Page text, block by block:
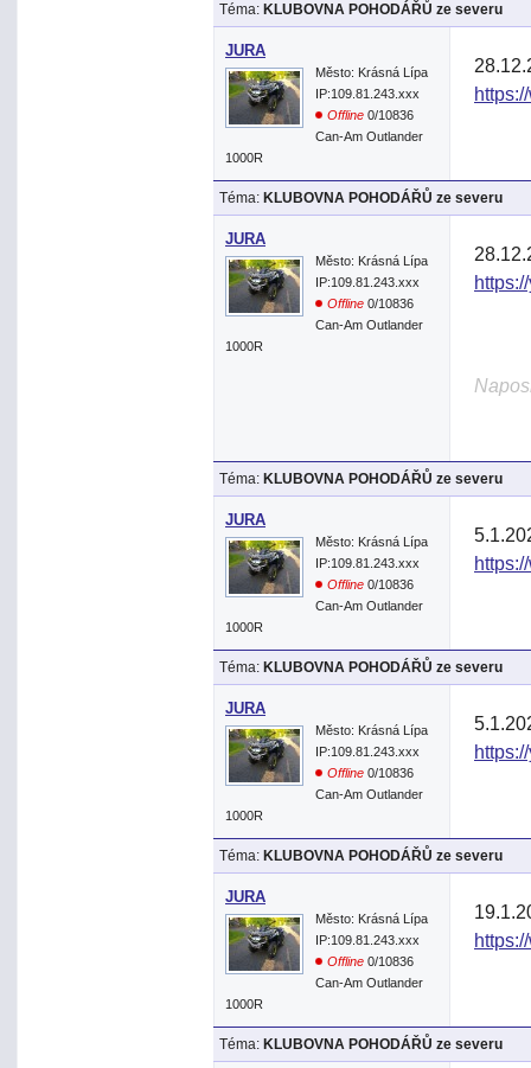
Téma: KLUBOVNA POHODÁŘŮ ze severu
JURA
Město: Krásná Lípa
IP:109.81.243.xxx
Offline 0/10836
Can-Am Outlander
1000R
Téma: KLUBOVNA POHODÁŘŮ ze severu
JURA
Město: Krásná Lípa
IP:109.81.243.xxx
Offline 0/10836
Can-Am Outlander
1000R
Téma: KLUBOVNA POHODÁŘŮ ze severu
JURA
Město: Krásná Lípa
IP:109.81.243.xxx
Offline 0/10836
Can-Am Outlander
1000R
Téma: KLUBOVNA POHODÁŘŮ ze severu
JURA
Město: Krásná Lípa
IP:109.81.243.xxx
Offline 0/10836
Can-Am Outlander
1000R
Téma: KLUBOVNA POHODÁŘŮ ze severu
JURA
Město: Krásná Lípa
IP:109.81.243.xxx
Offline 0/10836
Can-Am Outlander
1000R
Téma: KLUBOVNA POHODÁŘŮ ze severu